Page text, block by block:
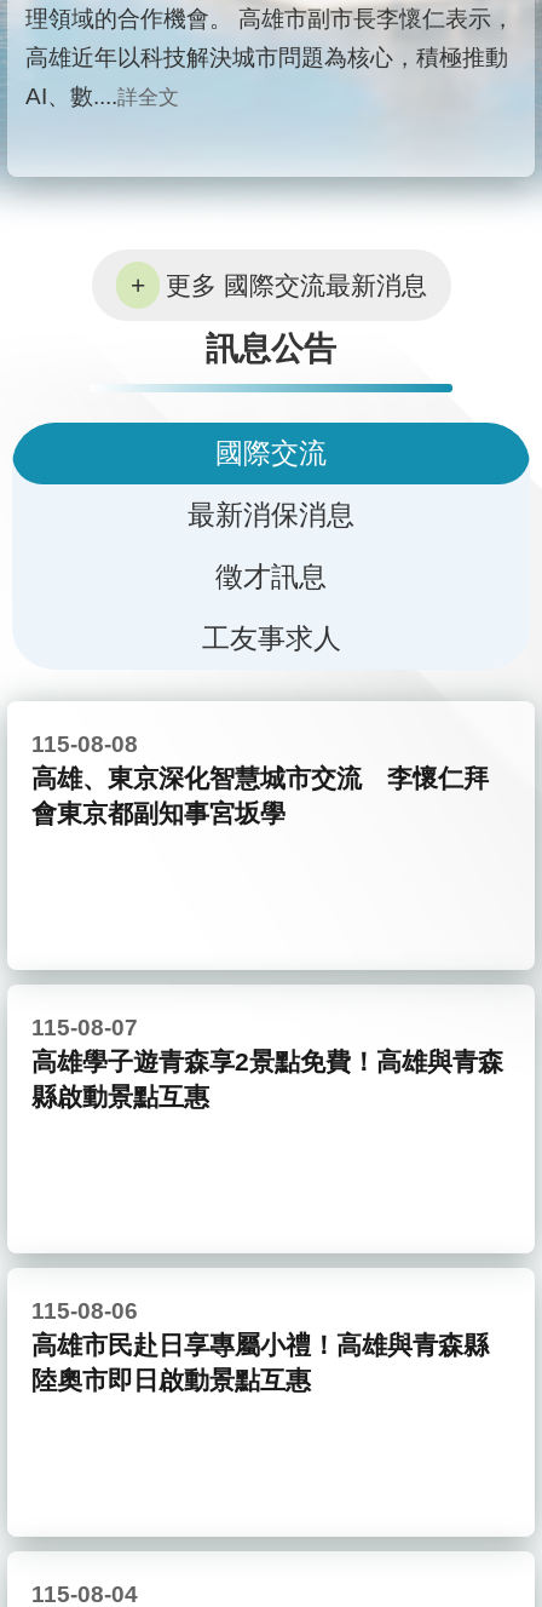
理領域的合作機會。 高雄市副市長李懷仁表示，
高雄近年以科技解決城市問題為核心，積極推動
AI、數....詳全文
更多 國際交流最新消息
訊息公告
國際交流
最新消保消息
徵才訊息
工友事求人
115-08-08
高雄、東京深化智慧城市交流 李懷仁拜
會東京都副知事宮坂學
115-08-07
高雄學子遊青森享2景點免費！高雄與青森
縣啟動景點互惠
115-08-06
高雄市民赴日享專屬小禮！高雄與青森縣
陸奧市即日啟動景點互惠
115-08-04